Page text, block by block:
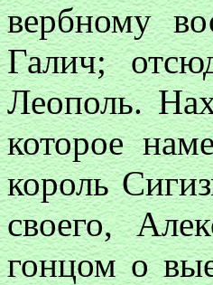
вербному
Галич;
Леополь.
которое
король
своего,
гонцом о